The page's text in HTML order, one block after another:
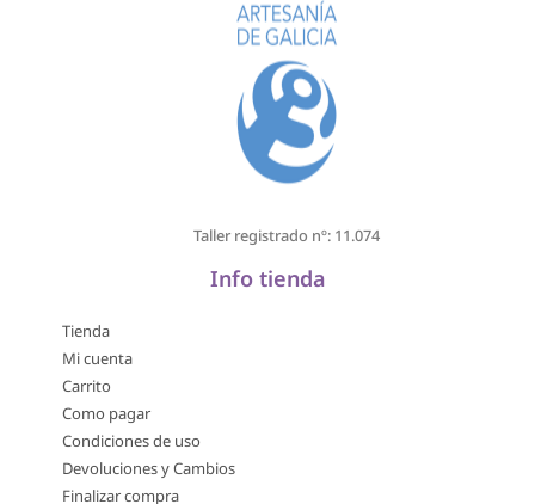
Taller registrado nº: 11.074
Info tienda
Tienda
Mi cuenta
Carrito
Como pagar
Condiciones de uso
Devoluciones y Cambios
Finalizar compra